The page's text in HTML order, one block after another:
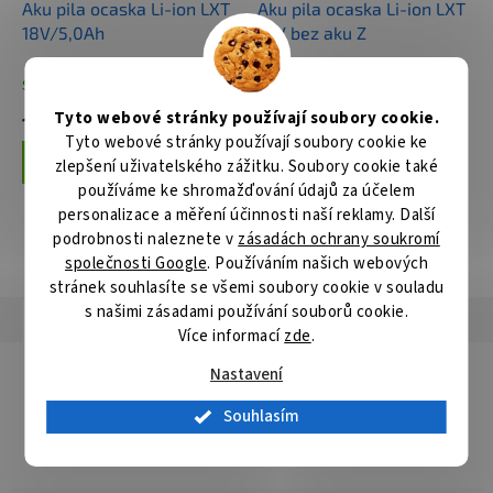
Tyto webové stránky používají soubory cookie.
Tyto webové stránky používají soubory cookie ke
zlepšení uživatelského zážitku. Soubory cookie také
používáme ke shromažďování údajů za účelem
personalizace a měření účinnosti naší reklamy. Další
podrobnosti naleznete v zásadách ochrany soukromí
společnosti Google. Používáním našich webových
stránek souhlasíte se všemi soubory cookie v souladu
s našimi zásadami používání souborů cookie.
Více informacízde.
Nastavení
Souhlasím
Aku pila ocaska Li-ion LXT
18V/5,0Ah
Skladem
11 079 Kč
Do košíku
Aku pila ocaska Li-ion LXT
18V bez aku Z
Skladem
3 659 Kč
Do košíku
ZOBRAZIT VŠECHNY SOUVISEJÍCÍ PRODUKTY
Hodnocení Diskuze
Detailní popis produktu
BiM plátek do pily ocasky vhodný pro řezání oceli a ocelových
profilů. Délka 225mm, 24 TPI. Balení 2 ks. Ekvivalent S1122AF.